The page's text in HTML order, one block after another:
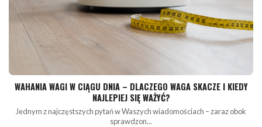
WAHANIA WAGI W CIĄGU DNIA – DLACZEGO WAGA SKACZE I KIEDY
NAJLEPIEJ SIĘ WAŻYĆ?
Jednym z najczęstszych pytań w Waszych wiadomościach – zaraz obok
sprawdzon...